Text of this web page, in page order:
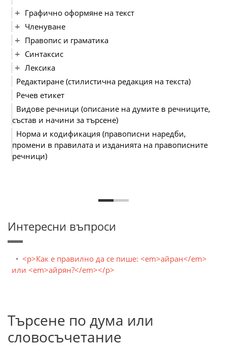
Графично оформяне на текст
Членуване
Правопис и граматика
Синтаксис
Лексика
Редактиране (стилистична редакция на текста)
Речев етикет
Видове речници (описание на думите в речниците,
състав и начини за търсене)
Норма и кодификация (правописни наредби,
промени в правилата и изданията на правописните
речници)
Интересни въпроси
<p>Как е правилно да се пише: <em>айран</em>
или <em>айрян?</em></p>
Търсене по дума или
словосъчетание